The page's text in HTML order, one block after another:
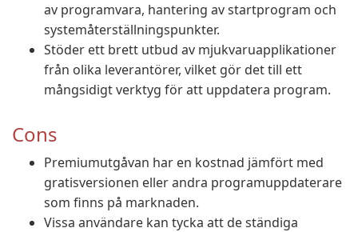
av programvara, hantering av startprogram och
systemåterställningspunkter.
Stöder ett brett utbud av mjukvaruapplikationer
från olika leverantörer, vilket gör det till ett
mångsidigt verktyg för att uppdatera program.
Cons
Premiumutgåvan har en kostnad jämfört med
gratisversionen eller andra programuppdaterare
som finns på marknaden.
Vissa användare kan tycka att de ständiga